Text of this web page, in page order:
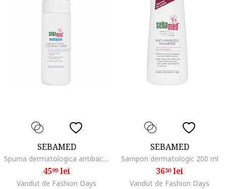
SEBAMED
Spuma dermatologica antibacteriana de curatare Clear Face pentru ten acneic, 150 ml
4599lei
Vandut de Fashion Days
SEBAMED
Sampon dermatologic 200 ml
3630lei
Vandut de Fashion Days